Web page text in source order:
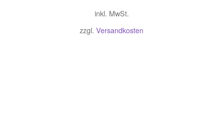
inkl. MwSt.
zzgl. Versandkosten